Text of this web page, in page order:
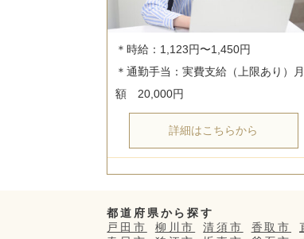
＊時給：1,123円〜1,450円
＊通勤手当：実費支給（上限あり）月
詳細はこちらから
都道府県から探す
戸田市
柳川市 清須市 香取市